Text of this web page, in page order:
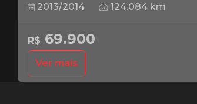
2013/2014 124.084 km
R$ 69.900
Ver mais